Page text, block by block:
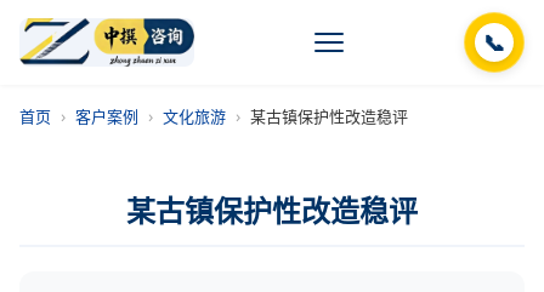
📞
首页 › 客户案例 › 文化旅游 › 某古镇保护性改造稳评
某古镇保护性改造稳评